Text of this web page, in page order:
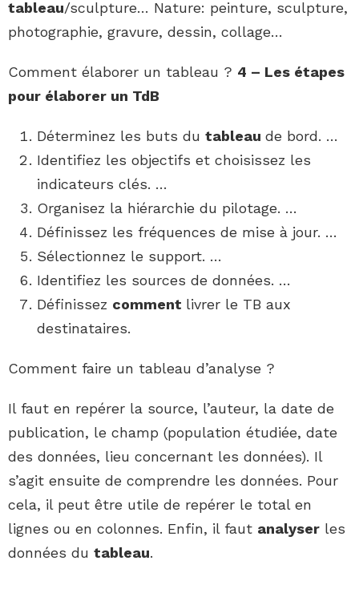
tableau/sculpture… Nature: peinture, sculpture,
photographie, gravure, dessin, collage…
Comment élaborer un tableau ? 4 – Les étapes
pour élaborer un TdB
Déterminez les buts du tableau de bord. …
Identifiez les objectifs et choisissez les
indicateurs clés. …
Organisez la hiérarchie du pilotage. …
Définissez les fréquences de mise à jour. …
Sélectionnez le support. …
Identifiez les sources de données. …
Définissez comment livrer le TB aux
destinataires.
Comment faire un tableau d’analyse ?
Il faut en repérer la source, l’auteur, la date de
publication, le champ (population étudiée, date
des données, lieu concernant les données). Il
s’agit ensuite de comprendre les données. Pour
cela, il peut être utile de repérer le total en
lignes ou en colonnes. Enfin, il faut analyser les
données du tableau.